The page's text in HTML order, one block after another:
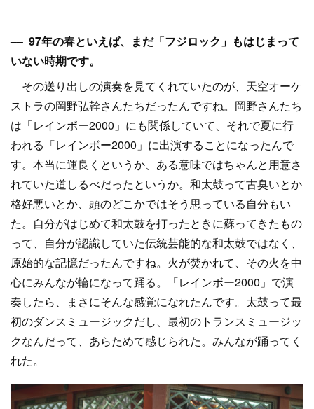
–– 97年の春といえば、まだ「フジロック」もはじまって
いない時期です。
その送り出しの演奏を見てくれていたのが、天空オーケ
ストラの岡野弘幹さんたちだったんですね。岡野さんたち
は「レインボー2000」にも関係していて、それで夏に行
われる「レインボー2000」に出演することになったんで
す。本当に運良くというか、ある意味ではちゃんと用意さ
れていた道しるべだったというか。和太鼓って古臭いとか
格好悪いとか、頭のどこかではそう思っている自分もい
た。自分がはじめて和太鼓を打ったときに蘇ってきたもの
って、自分が認識していた伝統芸能的な和太鼓ではなく、
原始的な記憶だったんですね。火が焚かれて、その火を中
心にみんなが輪になって踊る。「レインボー2000」で演
奏したら、まさにそんな感覚になれたんです。太鼓って最
初のダンスミュージックだし、最初のトランスミュージッ
クなんだって、あらためて感じられた。みんなが踊ってく
れた。